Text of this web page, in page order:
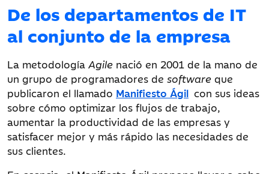
De los departamentos de IT
al conjunto de la empresa
La metodología Agile nació en 2001 de la mano de
un grupo de programadores de software que
publicaron el llamado Manifiesto Ágil con sus ideas
sobre cómo optimizar los flujos de trabajo,
aumentar la productividad de las empresas y
satisfacer mejor y más rápido las necesidades de
sus clientes.